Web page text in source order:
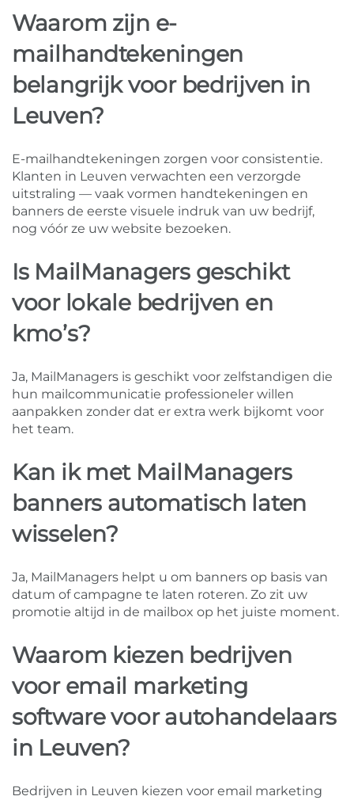
Waarom zijn e-
mailhandtekeningen
belangrijk voor bedrijven in
Leuven?
E-mailhandtekeningen zorgen voor consistentie.
Klanten in Leuven verwachten een verzorgde
uitstraling — vaak vormen handtekeningen en
banners de eerste visuele indruk van uw bedrijf,
nog vóór ze uw website bezoeken.
Is MailManagers geschikt
voor lokale bedrijven en
kmo’s?
Ja, MailManagers is geschikt voor zelfstandigen die
hun mailcommunicatie professioneler willen
aanpakken zonder dat er extra werk bijkomt voor
het team.
Kan ik met MailManagers
banners automatisch laten
wisselen?
Ja, MailManagers helpt u om banners op basis van
datum of campagne te laten roteren. Zo zit uw
promotie altijd in de mailbox op het juiste moment.
Waarom kiezen bedrijven
voor email marketing
software voor autohandelaars
in Leuven?
Bedrijven in Leuven kiezen voor email marketing